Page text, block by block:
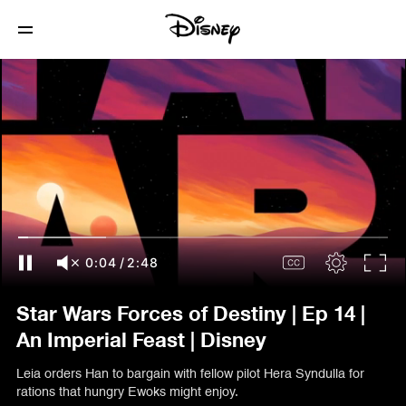
0:05/ 2:48
Star Wars Forces of Destiny | Ep 14 |
An Imperial Feast | Disney
Leia orders Han to bargain with fellow pilot Hera Syndulla for
rations that hungry Ewoks might enjoy.